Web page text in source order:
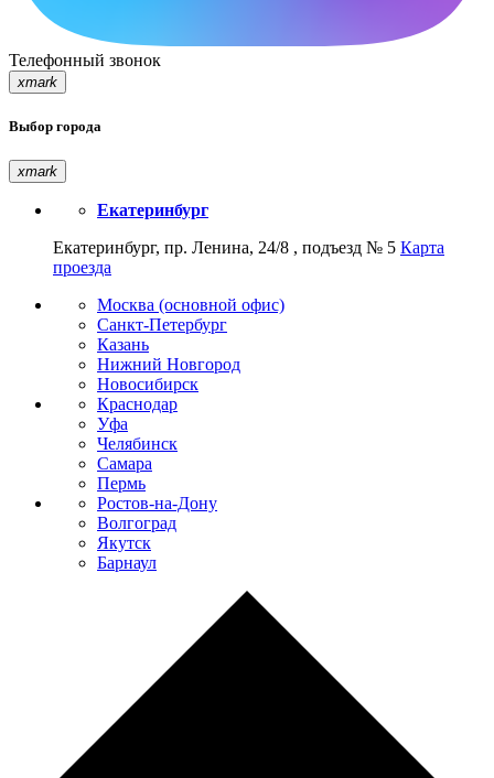
Телефонный звонок
xmark
Выбор города
xmark
Екатеринбург
Екатеринбург, пр. Ленина, 24/8 , подъезд № 5 Карта
проезда
Москва (основной офис)
Санкт-Петербург
Казань
Нижний Новгород
Новосибирск
Краснодар
Уфа
Челябинск
Самара
Пермь
Ростов-на-Дону
Волгоград
Якутск
Барнаул